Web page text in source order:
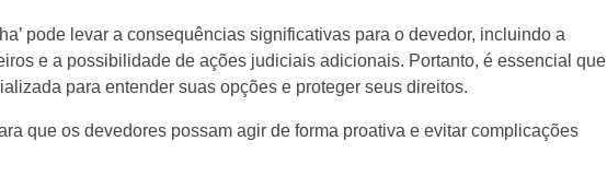
pode levar a consequências significativas para o devedor, incluindo a
e a possibilidade de ações judiciais adicionais. Portanto, é essencial que
para entender suas opções e proteger seus direitos.
que os devedores possam agir de forma proativa e evitar complicações